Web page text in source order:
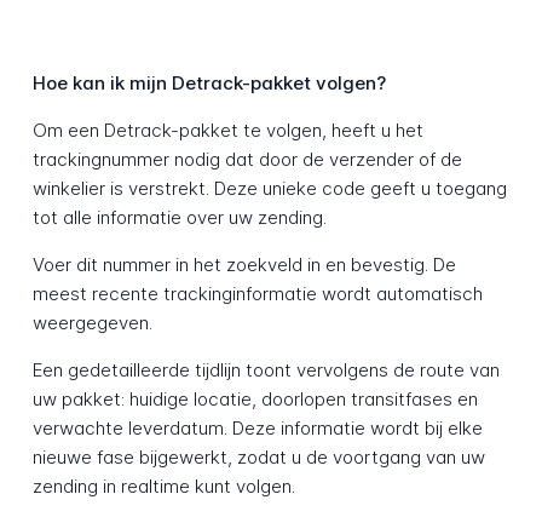
Hoe kan ik mijn Detrack-pakket volgen?
Om een Detrack-pakket te volgen, heeft u het
trackingnummer nodig dat door de verzender of de
winkelier is verstrekt. Deze unieke code geeft u toegang
tot alle informatie over uw zending.
Voer dit nummer in het zoekveld in en bevestig. De
meest recente trackinginformatie wordt automatisch
weergegeven.
Een gedetailleerde tijdlijn toont vervolgens de route van
uw pakket: huidige locatie, doorlopen transitfases en
verwachte leverdatum. Deze informatie wordt bij elke
nieuwe fase bijgewerkt, zodat u de voortgang van uw
zending in realtime kunt volgen.